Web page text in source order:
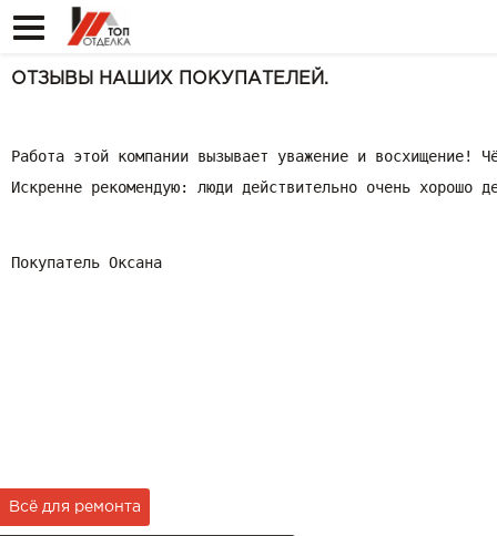
ОТЗЫВЫ НАШИХ ПОКУПАТЕЛЕЙ.
Работа этой компании вызывает уважение и
Искренне рекомендую: люди действительно очень хорошо
Покупатель Оксана
Всё для ремонта